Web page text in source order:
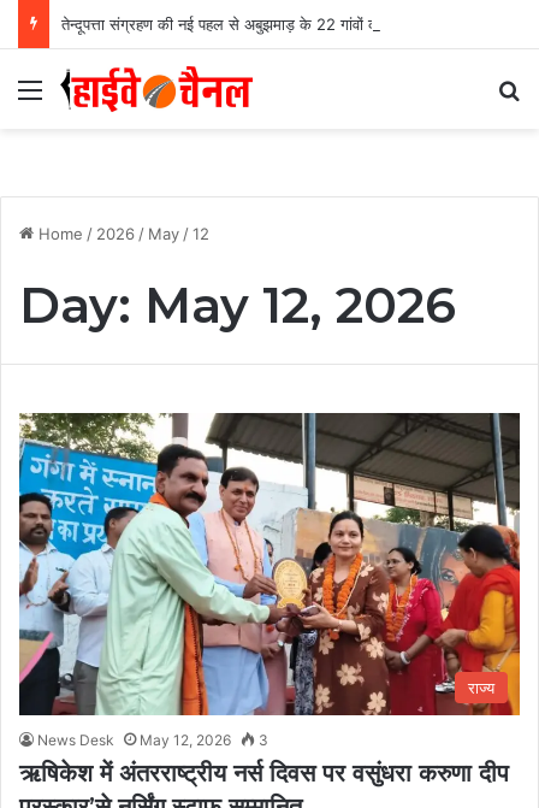
Menu
Home / 2026 / May /12
Day: May 12, 2026
राज्य
News Desk May 12, 2026 3
ऋषिकेश में अंतरराष्ट्रीय नर्स दिवस पर वसुंधरा करुणा दीप